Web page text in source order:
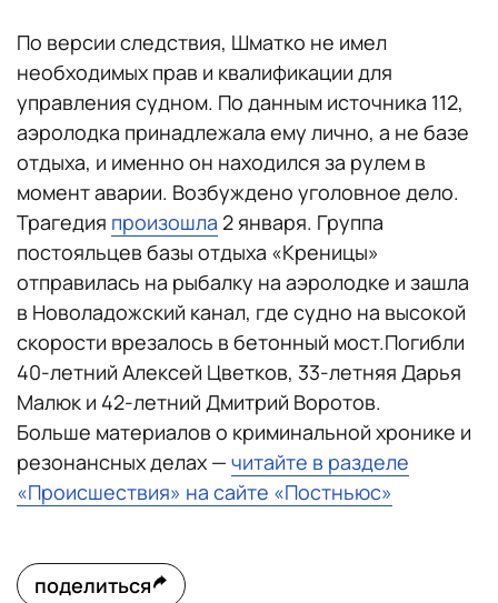
По версии следствия, Шматко не имел
необходимых прав и квалификации для
управления судном. По данным источника 112,
аэролодка принадлежала ему лично, а не базе
отдыха, и именно он находился за рулем в
момент аварии. Возбуждено уголовное дело.
Трагедия произошла 2 января. Группа
постояльцев базы отдыха «Креницы»
отправилась на рыбалку на аэролодке и зашла
в Новоладожский канал, где судно на высокой
скорости врезалось в бетонный мост.Погибли
40-летний Алексей Цветков, 33-летняя Дарья
Малюк и 42-летний Дмитрий Воротов.
Больше материалов о криминальной хронике и
резонансных делах — читайте в разделе
«Происшествия» на сайте «Постньюс»
поделиться